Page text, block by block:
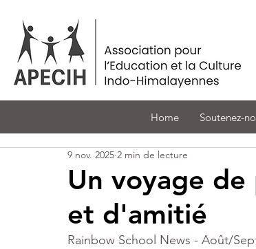
Home Soutenez-
Un voyage de
et d'amitié
9 nov. 2025 2 min de lecture
Rainbow School News - Août/